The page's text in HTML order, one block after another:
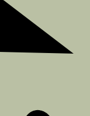
et cérémonies
seront bien
massifs